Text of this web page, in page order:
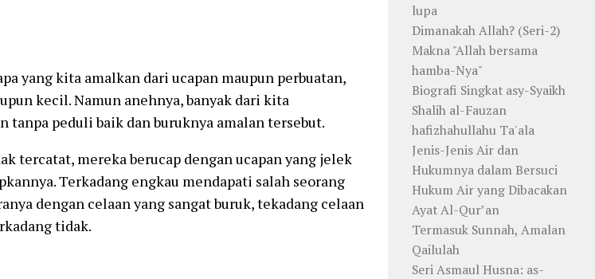
yang kita amalkan dari ucapan maupun perbuatan,
kecil. Namun anehnya, banyak dari kita
tanpa peduli baik dan buruknya amalan tersebut.
tercatat, mereka berucap dengan ucapan yang jelek
Terkadang engkau mendapati salah seorang
dengan celaan yang sangat buruk, tekadang celaan
tidak.
lupa
Dimanakah Allah? (Seri-2)
Makna "Allah bersama
hamba-Nya"
Biografi Singkat asy-Syaikh
Shalih al-Fauzan
hafizhahullahu Ta'ala
Jenis-Jenis Air dan
Hukumnya dalam Bersuci
Hukum Air yang Dibacakan
Ayat Al-Qur’an
Termasuk Sunnah, Amalan
Qailulah
Seri Asmaul Husna: as-